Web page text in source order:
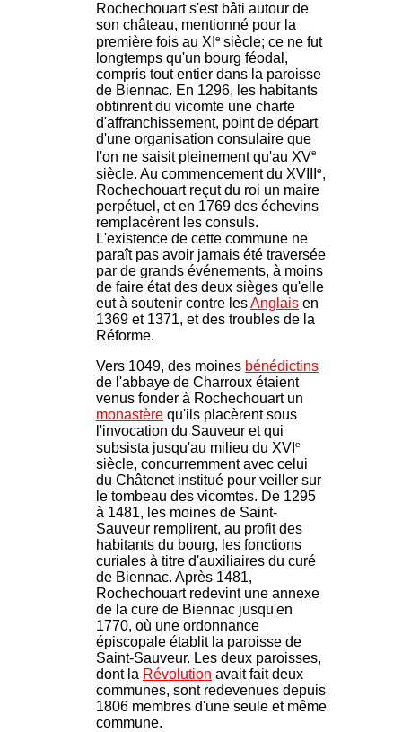
Rochechouart s'est bâti autour de
son château, mentionné pour la
première fois au XI e siècle; ce ne fut
longtemps qu'un bourg féodal,
compris tout entier dans la paroisse
de Biennac. En 1296, les habitants
obtinrent du vicomte une charte
d'affranchissement, point de départ
d'une organisation consulaire que
l'on ne saisit pleinement qu'au XVe
siècle. Au commencement du XVIII e,
Rochechouart reçut du roi un maire
perpétuel, et en 1769 des échevins
remplacèrent les consuls.
L'existence de cette commune ne
paraît pas avoir jamais été traversée
par de grands événements, à moins
de faire état des deux sièges qu'elle
eut à soutenir contre lesAnglais en
1369 et 1371, et des troubles de la
Réforme.
Vers 1049, des moines bénédictins
de l'abbaye de Charroux étaient
venus fonder à Rochechouart un
monastère qu'ils placèrent sous
l'invocation du Sauveur et qui
subsista jusqu'au milieu du XVI e
siècle, concurremment avec celui
du Châtenet institué pour veiller sur
le tombeau des vicomtes. De 1295
à 1481, les moines de Saint-
Sauveur remplirent, au profit des
habitants du bourg, les fonctions
curiales à titre d'auxiliaires du curé
de Biennac. Après 1481,
Rochechouart redevint une annexe
de la cure de Biennac jusqu'en
1770, où une ordonnance
épiscopale établit la paroisse de
Saint-Sauveur. Les deux paroisses,
dont la Révolution avait fait deux
communes, sont redevenues depuis
1806 membres d'une seule et même
commune.